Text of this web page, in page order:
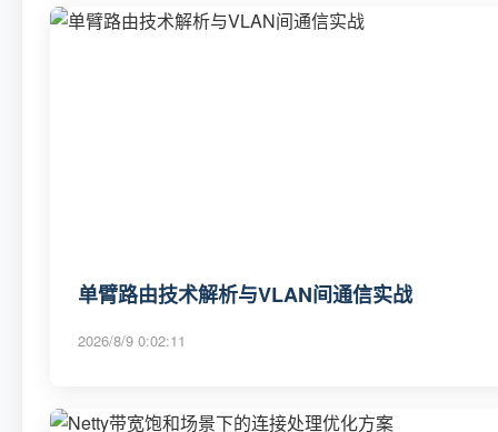
单臂路由技术解析与VLAN间通信实战
2026/8/9 0:02:11